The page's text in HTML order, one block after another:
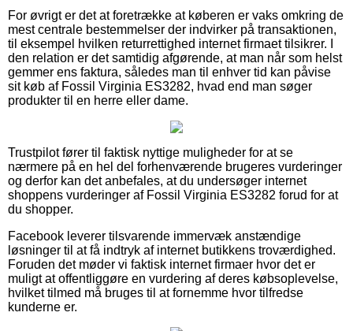
For øvrigt er det at foretrække at køberen er vaks omkring de
mest centrale bestemmelser der indvirker på transaktionen,
til eksempel hvilken returrettighed internet firmaet tilsikrer. I
den relation er det samtidig afgørende, at man når som helst
gemmer ens faktura, således man til enhver tid kan påvise
sit køb af Fossil Virginia ES3282, hvad end man søger
produkter til en herre eller dame.
Trustpilot fører til faktisk nyttige muligheder for at se
nærmere på en hel del forhenværende brugeres vurderinger
og derfor kan det anbefales, at du undersøger internet
shoppens vurderinger af Fossil Virginia ES3282 forud for at
du shopper.
Facebook leverer tilsvarende immervæk anstændige
løsninger til at få indtryk af internet butikkens troværdighed.
Foruden det møder vi faktisk internet firmaer hvor det er
muligt at offentliggøre en vurdering af deres købsoplevelse,
hvilket tilmed må bruges til at fornemme hvor tilfredse
kunderne er.